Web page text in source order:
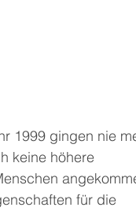
1999 gingen nie
keine höhere
für die